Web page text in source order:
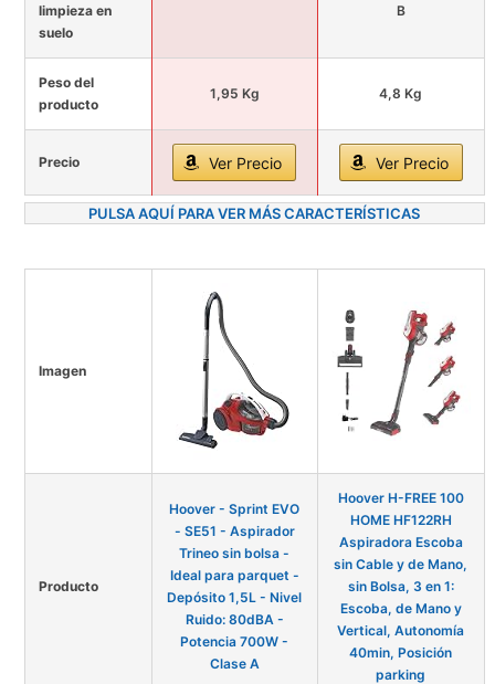
limpieza en
suelo
B
Peso del
producto
1,95 Kg 4,8 Kg
Precio Ver Precio Ver Precio
PULSA AQUÍ PARA VER MÁS CARACTERÍSTICAS
Imagen
Producto
Hoover - Sprint EVO
- SE51 - Aspirador
Trineo sin bolsa -
Ideal para parquet -
Depósito 1,5L - Nivel
Ruido: 80dBA -
Potencia 700W -
Clase A
Hoover H-FREE 100
HOME HF122RH
Aspiradora Escoba
sin Cable y de Mano,
sin Bolsa, 3 en 1:
Escoba, de Mano y
Vertical, Autonomía
40min, Posición
parking